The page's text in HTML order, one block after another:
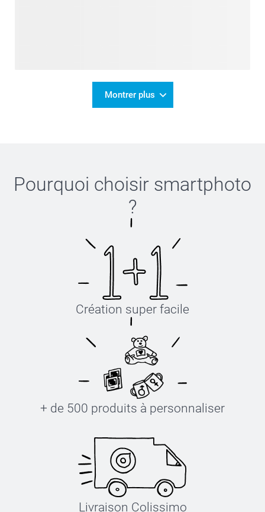
Montrer plus
Pourquoi choisir smartphoto
?
Création super facile
+ de 500 produits à personnaliser
Livraison Colissimo